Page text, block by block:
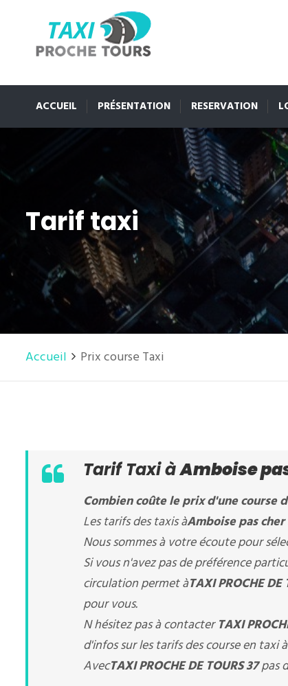
ACCUEIL PRÉSENTATION RESERVATION
Tarif taxi
Accueil Prix course Taxi
Tarif Taxi àAmboise
Combien coûte le prix d'une course
Les tarifs des taxis àAmboise pas cher
Nous sommes à votre écoute pour
Si vous n'avez pas de préférence
circulation permet àTAXI PROCHE DE
pour vous.
N hésitez pas à contacterTAXI
d'infos sur les tarifs des course en taxi
AvecTAXI PROCHE DE TOURS 37pas